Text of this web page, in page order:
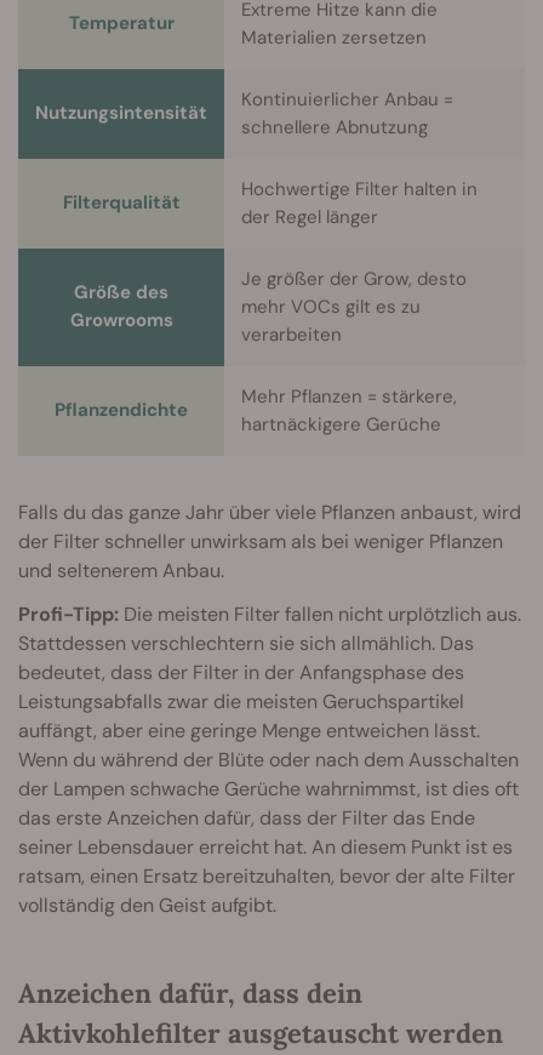
Temperatur
Extreme Hitze kann die
Materialien zersetzen
Nutzungsintensität
Kontinuierlicher Anbau =
schnellere Abnutzung
Filterqualität
Hochwertige Filter halten in
der Regel länger
Größe des
Growrooms
Je größer der Grow, desto
mehr VOCs gilt es zu
verarbeiten
Pflanzendichte
Mehr Pflanzen = stärkere,
hartnäckigere Gerüche
Falls du das ganze Jahr über viele Pflanzen anbaust, wird
der Filter schneller unwirksam als bei weniger Pflanzen
und seltenerem Anbau.
Profi-Tipp: Die meisten Filter fallen nicht urplötzlich aus.
Stattdessen verschlechtern sie sich allmählich. Das
bedeutet, dass der Filter in der Anfangsphase des
Leistungsabfalls zwar die meisten Geruchspartikel
auffängt, aber eine geringe Menge entweichen lässt.
Wenn du während der Blüte oder nach dem Ausschalten
der Lampen schwache Gerüche wahrnimmst, ist dies oft
das erste Anzeichen dafür, dass der Filter das Ende
seiner Lebensdauer erreicht hat. An diesem Punkt ist es
ratsam, einen Ersatz bereitzuhalten, bevor der alte Filter
vollständig den Geist aufgibt.
Anzeichen dafür, dass dein
Aktivkohlefilter ausgetauscht werden